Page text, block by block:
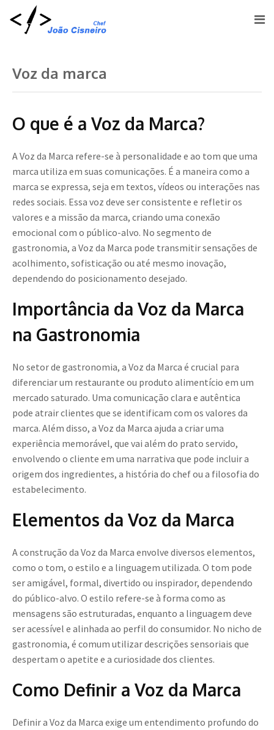
Voz da marca
O que é a Voz da Marca?
A Voz da Marca refere-se à personalidade e ao tom que uma
marca utiliza em suas comunicações. É a maneira como a
marca se expressa, seja em textos, vídeos ou interações nas
redes sociais. Essa voz deve ser consistente e refletir os
valores e a missão da marca, criando uma conexão
emocional com o público-alvo. No segmento de
gastronomia, a Voz da Marca pode transmitir sensações de
acolhimento, sofisticação ou até mesmo inovação,
dependendo do posicionamento desejado.
Importância da Voz da Marca
na Gastronomia
No setor de gastronomia, a Voz da Marca é crucial para
diferenciar um restaurante ou produto alimentício em um
mercado saturado. Uma comunicação clara e autêntica
pode atrair clientes que se identificam com os valores da
marca. Além disso, a Voz da Marca ajuda a criar uma
experiência memorável, que vai além do prato servido,
envolvendo o cliente em uma narrativa que pode incluir a
origem dos ingredientes, a história do chef ou a filosofia do
estabelecimento.
Elementos da Voz da Marca
A construção da Voz da Marca envolve diversos elementos,
como o tom, o estilo e a linguagem utilizada. O tom pode
ser amigável, formal, divertido ou inspirador, dependendo
do público-alvo. O estilo refere-se à forma como as
mensagens são estruturadas, enquanto a linguagem deve
ser acessível e alinhada ao perfil do consumidor. No nicho de
gastronomia, é comum utilizar descrições sensoriais que
despertam o apetite e a curiosidade dos clientes.
Como Definir a Voz da Marca
Definir a Voz da Marca exige um entendimento profundo do